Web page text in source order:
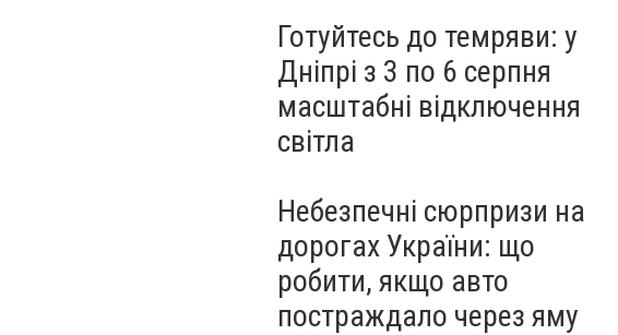
Готуйтесь до темряви: у
Дніпрі з 3 по 6 серпня
масштабні відключення
світла
Небезпечні сюрпризи на
дорогах України: що
робити, якщо авто
постраждало через яму